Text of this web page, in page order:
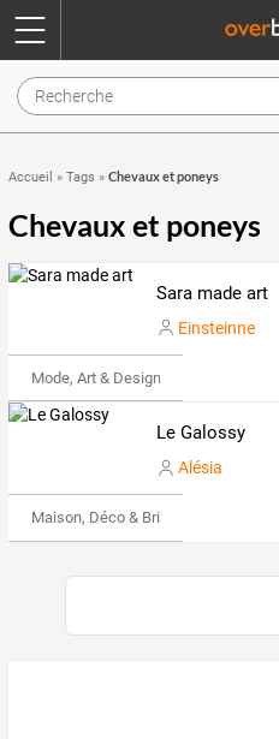
Accueil » Tags » Chevaux et poneys
Chevaux et poneys
Sara made art
Einsteinne
Mode, Art & Design
Le Galossy
Alésia
Maison, Déco & Bricolage